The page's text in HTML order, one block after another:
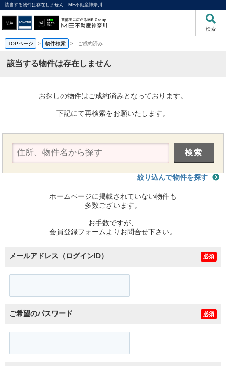
該当する物件は存在しません｜ME不動産神奈川
検索
TOPページ > 物件検索 >- ご成約済み
該当する物件は存在しません
お探しの物件はご成約済みとなっております。
下記にて再検索をお願いたします。
絞り込んで物件を探す
ホームページに掲載されていない物件も
多数ございます。
お手数ですが、
会員登録フォームよりお問合せ下さい。
メールアドレス（ログインID） 必須
ご希望のパスワード 必須